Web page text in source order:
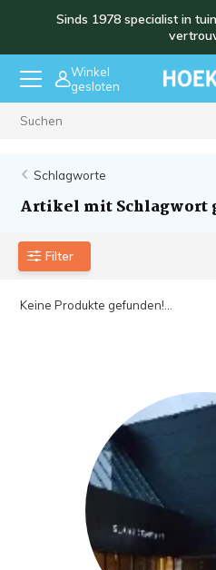
Sinds 1978 specialist in
Winkel
gesloten
Schlagworte
Artikel mit Schlagwort
Filter
Keine Produkte gefunden!...